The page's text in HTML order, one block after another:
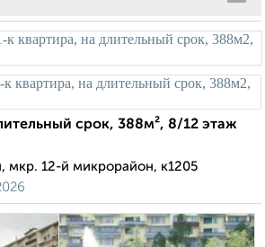
срок, 388м², 8/12 этаж
мкр. 12-й микрорайон, к1205